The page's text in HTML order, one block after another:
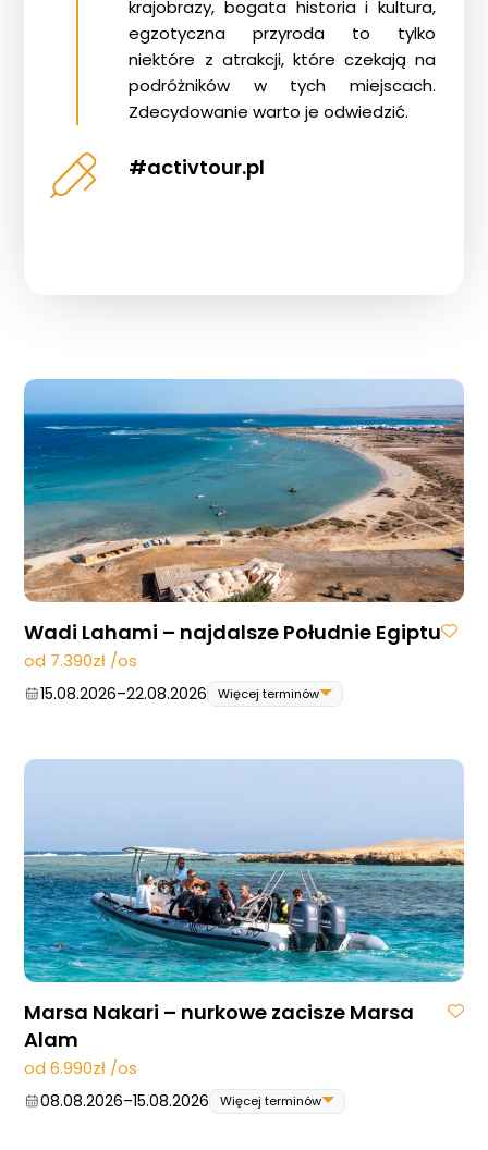
krajobrazy, bogata historia i kultura,
egzotyczna przyroda to tylko
niektóre z atrakcji, które czekają na
podróżników w tych miejscach.
Zdecydowanie warto je odwiedzić.
#activtour.pl
Wadi Lahami – najdalsze Południe Egiptu
od 7.390zł /os
15.08.2026–22.08.2026 Więcej terminów
31.10.2026
–
07.11.2026
07.11.2026
–
14.11.2026
05.12.2026 –
12.12.2026
12.12.2026
– 19.12.2026
Marsa Nakari – nurkowe zacisze Marsa
Alam
od 6.990zł /os
08.08.2026–15.08.2026 Więcej terminów